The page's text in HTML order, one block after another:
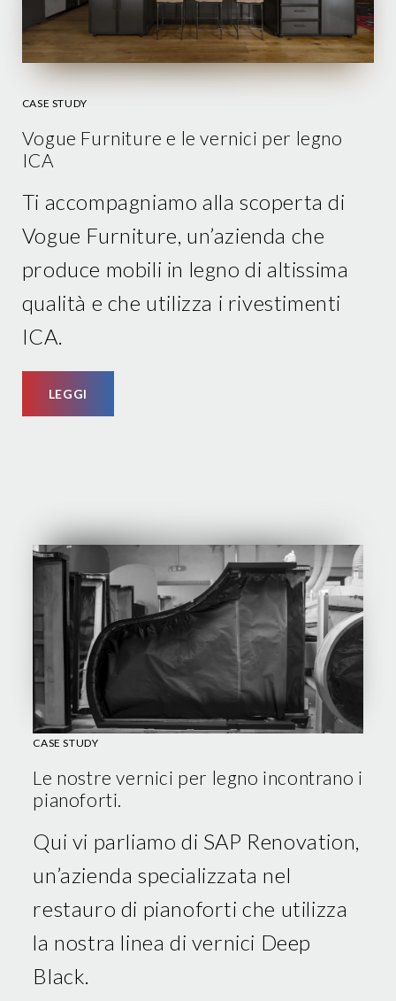
CASE STUDY
Vogue Furniture e le vernici per legno
ICA
Ti accompagniamo alla scoperta di
Vogue Furniture, un’azienda che
produce mobili in legno di altissima
qualità e che utilizza i rivestimenti
ICA.
LEGGI
CASE STUDY
Le nostre vernici per legno incontrano i
pianoforti.
Qui vi parliamo di SAP Renovation,
un’azienda specializzata nel
restauro di pianoforti che utilizza
la nostra linea di vernici Deep
Black.